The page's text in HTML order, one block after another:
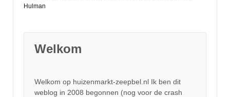
Hulman
Welkom
Welkom op huizenmarkt-zeepbel.nl Ik ben dit
weblog in 2008 begonnen (nog voor de crash